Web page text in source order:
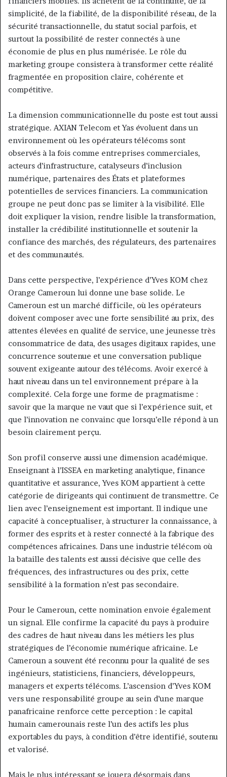
simplicité, de la fiabilité, de la disponibilité réseau, de la
sécurité transactionnelle, du statut social parfois, et
surtout la possibilité de rester connectés à une
économie de plus en plus numérisée. Le rôle du
marketing groupe consistera à transformer cette réalité
fragmentée en proposition claire, cohérente et
compétitive.
La dimension communicationnelle du poste est tout aussi
stratégique. AXIAN Telecom et Yas évoluent dans un
environnement où les opérateurs télécoms sont
observés à la fois comme entreprises commerciales,
acteurs d’infrastructure, catalyseurs d’inclusion
numérique, partenaires des États et plateformes
potentielles de services financiers. La communication
groupe ne peut donc pas se limiter à la visibilité. Elle
doit expliquer la vision, rendre lisible la transformation,
installer la crédibilité institutionnelle et soutenir la
confiance des marchés, des régulateurs, des partenaires
et des communautés.
Dans cette perspective, l’expérience d’Yves KOM chez
Orange Cameroun lui donne une base solide. Le
Cameroun est un marché difficile, où les opérateurs
doivent composer avec une forte sensibilité au prix, des
attentes élevées en qualité de service, une jeunesse très
consommatrice de data, des usages digitaux rapides, une
concurrence soutenue et une conversation publique
souvent exigeante autour des télécoms. Avoir exercé à
haut niveau dans un tel environnement prépare à la
complexité. Cela forge une forme de pragmatisme :
savoir que la marque ne vaut que si l’expérience suit, et
que l’innovation ne convainc que lorsqu’elle répond à un
besoin clairement perçu.
Son profil conserve aussi une dimension académique.
Enseignant à l’ISSEA en marketing analytique, finance
quantitative et assurance, Yves KOM appartient à cette
catégorie de dirigeants qui continuent de transmettre. Ce
lien avec l’enseignement est important. Il indique une
capacité à conceptualiser, à structurer la connaissance, à
former des esprits et à rester connecté à la fabrique des
compétences africaines. Dans une industrie télécom où
la bataille des talents est aussi décisive que celle des
fréquences, des infrastructures ou des prix, cette
sensibilité à la formation n’est pas secondaire.
Pour le Cameroun, cette nomination envoie également
un signal. Elle confirme la capacité du pays à produire
des cadres de haut niveau dans les métiers les plus
stratégiques de l’économie numérique africaine. Le
Cameroun a souvent été reconnu pour la qualité de ses
ingénieurs, statisticiens, financiers, développeurs,
managers et experts télécoms. L’ascension d’Yves KOM
vers une responsabilité groupe au sein d’une marque
panafricaine renforce cette perception : le capital
humain camerounais reste l’un des actifs les plus
exportables du pays, à condition d’être identifié, soutenu
et valorisé.
Mais le plus intéressant se jouera désormais dans